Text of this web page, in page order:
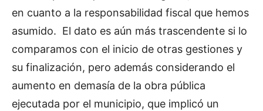
en cuanto a la responsabilidad fiscal que hemos
asumido. El dato es aún más trascendente si lo
comparamos con el inicio de otras gestiones y
su finalización, pero además considerando el
aumento en demasía de la obra pública
ejecutada por el municipio, que implicó un